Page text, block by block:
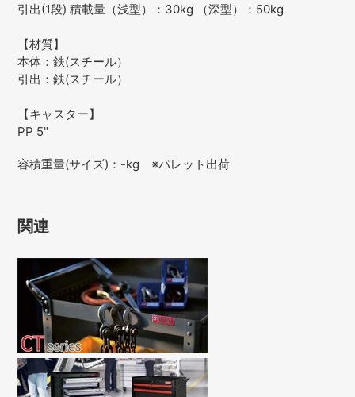
引出(1段) 積載量（浅型）：30kg （深型）：50kg
【材質】
本体：鉄(スチール）
引出：鉄(スチール）
【キャスター】
PP 5"
容積重量(サイズ)：-kg ※パレット出荷
関連